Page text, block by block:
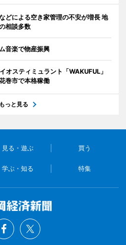
どによる空き家管理の不安が増長 地
相談多数
音楽で物産振興
オスティミュラント「WAKUFUL」
巻市で本格稼働
もっと見る
見る・遊ぶ 買う
学ぶ・知る 特集